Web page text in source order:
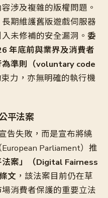
涉及複雜的版權問題。
期維護舊版遊戲伺服器
未修補的安全漏洞。 委
年底前與業界及消費者
準則（voluntary code
力，亦無明確的執行機
平法案
告失敗，而是宣布將繞
Parliament）推
案」（Digital Fairness
文 ，該法案目前仍在草
消費者保護的重要立法